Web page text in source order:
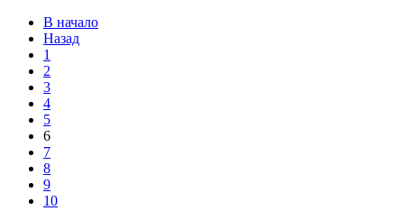
В начало
Назад
1
2
3
4
5
6
7
8
9
10